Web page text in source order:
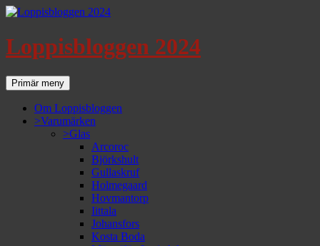
Loppisbloggen 2024
SökPrimär meny
till
innehåll
Om Loppisbloggen
>Varumärken
>Glas
Arcoroc
Björkshult
Gullaskruf
Holmegaard
Hovmantorp
Iittala
Johansfors
Kosta Boda